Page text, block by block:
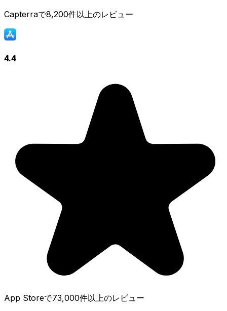
Capterraで8,200件以上のレビュー
4.4
App Storeで73,000件以上のレビュー